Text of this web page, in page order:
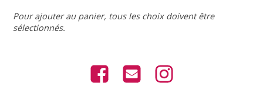
Pour ajouter au panier, tous les choix doivent être
sélectionnés.